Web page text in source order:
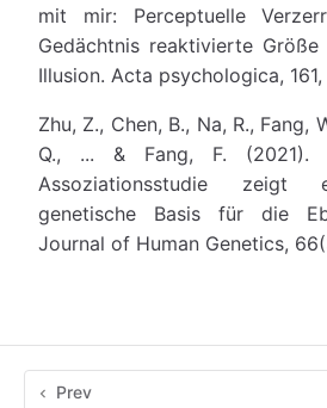
mit mir: Perceptuelle
Gedächtnis reaktivierte
Illusion. Acta psychologica, 161,
Zhu, Z., Chen, B., Na, R., Fang,
Q., ... & Fang, F. (2021).
Assoziationsstudie zeigt
genetische Basis für die
Journal of Human Genetics,
Prev